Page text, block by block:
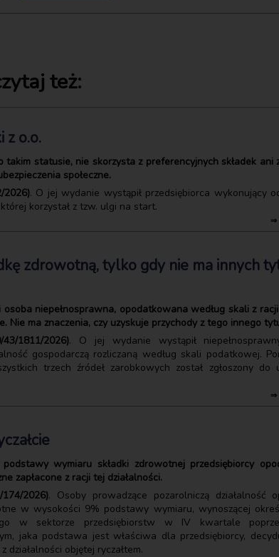
też:
z o.o.
statusie, nie skorzysta z preferencyjnych składek ani
społeczne.
2026). O jej wydanie wystąpił przedsiębiorca wykonujący
korzystał z tzw. ulgi na start.
⇒
zdrowotną, tylko gdy nie ma innych
niepełnosprawna, opodatkowana według skali z
ma znaczenia, czy uzyskuje przychody z tego innego
1811/2026). O jej wydanie wystąpił
gospodarczą rozliczaną według skali podatkowej.
trzech źródeł zarobkowych został zgłoszony do
⇒
wymiaru składki zdrowotnej przedsiębiorcy
zapłacone z racji tej działalności.
2026). Osoby prowadzące pozarolniczą działalność
w wysokości 9% podstawy wymiaru, wynoszącej
w sektorze przedsiębiorstw w IV kwartale
jaka podstawa jest właściwa dla przedsiębiorcy,
objętej ryczałtem.